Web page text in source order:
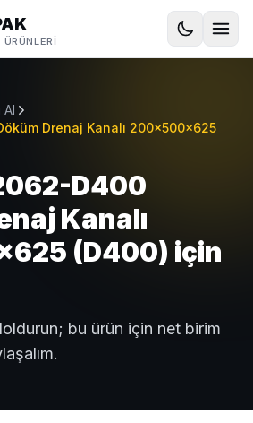
Al
Drenaj Kanalı 200x500x625
D400
Kanalı
(D400) için
bu ürün için net birim